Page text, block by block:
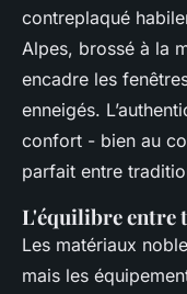
contreplaqué
Alpes, brossé à la
encadre les
enneigés.
confort - bien au
parfait entre
L'équilibre entre
Les matériaux
mais les